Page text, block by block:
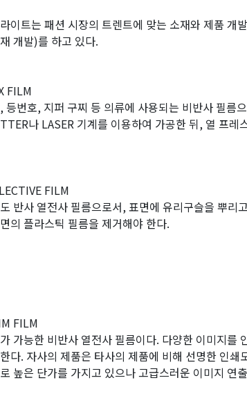
이트는 패션 시장의 트렌트에 맞는 소재와 제품
개발)를 하고 있다.
FILM
등번호, 지퍼 구찌 등 의류에 사용되는 비반사 필름
나 LASER 기계를 이용하여 가공한 뒤, 열 프레
FILM
반사 열전사 필름으로서, 표면에 유리구슬을 뿌리
의 플라스틱 필름을 제거해야 한다.
FILM
가능한 비반사 열전사 필름이다. 다양한 이미지를
다. 자사의 제품은 타사의 제품에 비해 선명한 인
높은 단가를 가지고 있으나 고급스러운 이미지 연